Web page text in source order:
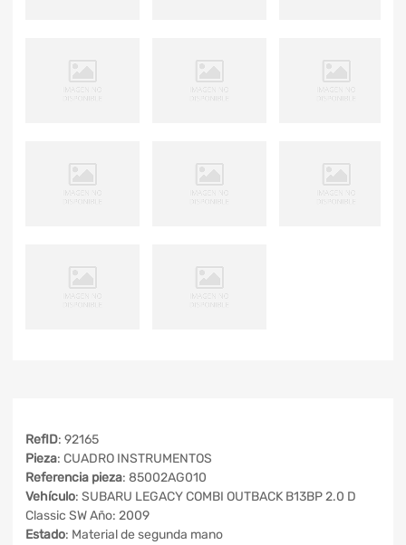
RefID: 92165
Pieza: CUADRO INSTRUMENTOS
Referencia pieza: 85002AG010
Vehículo: SUBARU LEGACY COMBI OUTBACK B13BP 2.0 D
Classic SW Año: 2009
Estado: Material de segunda mano